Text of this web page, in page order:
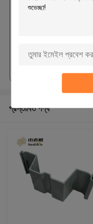
প্রস্তাবিত পণ্য